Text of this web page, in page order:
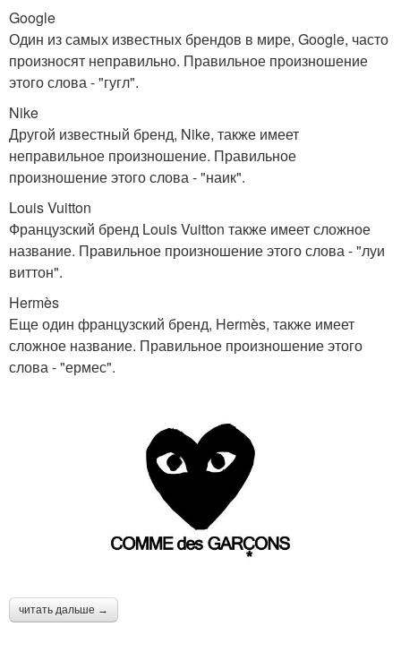
Google
Один из самых известных брендов в мире, Google, часто
произносят неправильно. Правильное произношение
этого слова - "гугл".
Nike
Другой известный бренд, Nike, также имеет
неправильное произношение. Правильное
произношение этого слова - "наик".
Louis Vuitton
Французский бренд Louis Vuitton также имеет сложное
название. Правильное произношение этого слова - "луи
виттон".
Hermès
Еще один французский бренд, Hermès, также имеет
сложное название. Правильное произношение этого
слова - "ермес".
читать дальше →